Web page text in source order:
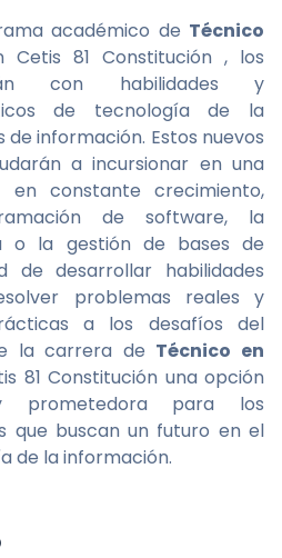
académico de Técnico
Cetis 81 Constitución , los
con habilidades y
de tecnología de la
información. Estos nuevos
a incursionar en una
en constante crecimiento,
de software, la
o la gestión de bases de
de desarrollar habilidades
problemas reales y
a los desafíos del
la carrera de Técnico en
81 Constitución una opción
prometedora para los
que buscan un futuro en el
de la información.